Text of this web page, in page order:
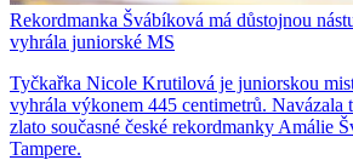
Rekordmanka Švábíková má důstojnou
vyhrála juniorské MS
Tyčkařka Nicole Krutilová je juniorskou
vyhrála výkonem 445 centimetrů. Navázala
zlato současné české rekordmanky Amálie
Tampere.